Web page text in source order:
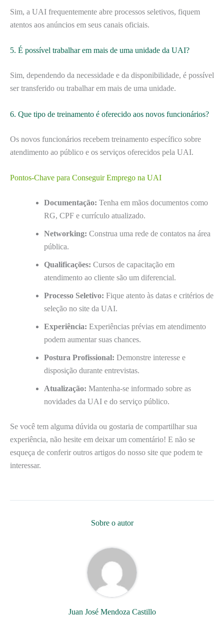
Sim, a UAI frequentemente abre processos seletivos, fiquem
atentos aos anúncios em seus canais oficiais.
5. É possível trabalhar em mais de uma unidade da UAI?
Sim, dependendo da necessidade e da disponibilidade, é possível
ser transferido ou trabalhar em mais de uma unidade.
6. Que tipo de treinamento é oferecido aos novos funcionários?
Os novos funcionários recebem treinamento específico sobre
atendimento ao público e os serviços oferecidos pela UAI.
Pontos-Chave para Conseguir Emprego na UAI
Documentação: Tenha em mãos documentos como
RG, CPF e currículo atualizado.
Networking: Construa uma rede de contatos na área
pública.
Qualificações: Cursos de capacitação em
atendimento ao cliente são um diferencial.
Processo Seletivo: Fique atento às datas e critérios de
seleção no site da UAI.
Experiência: Experiências prévias em atendimento
podem aumentar suas chances.
Postura Profissional: Demonstre interesse e
disposição durante entrevistas.
Atualização: Mantenha-se informado sobre as
novidades da UAI e do serviço público.
Se você tem alguma dúvida ou gostaria de compartilhar sua
experiência, não hesite em deixar um comentário! E não se
esqueça de conferir outros artigos do nosso site que podem te
interessar.
Sobre o autor
Juan José Mendoza Castillo